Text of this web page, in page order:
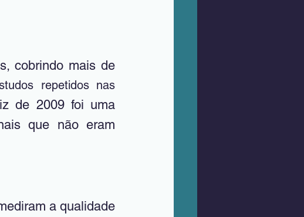
cobrindo mais de
repetidos nas
de 2009 foi uma
que não eram
a qualidade